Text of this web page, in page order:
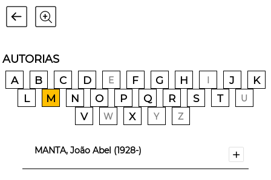
AUTORIAS
A B C D E F G H I J
K
L
M N O P Q R S T U
V W X Y Z
MANTA, João Abel (1928-)